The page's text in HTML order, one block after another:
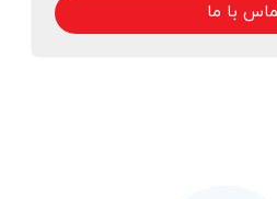
با ما